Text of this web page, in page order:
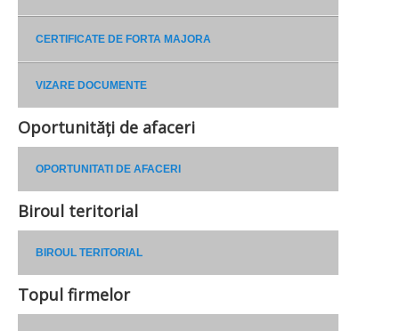
CERTIFICATE DE FORTA MAJORA
VIZARE DOCUMENTE
Oportunități de afaceri
OPORTUNITATI DE AFACERI
Biroul teritorial
BIROUL TERITORIAL
Topul firmelor